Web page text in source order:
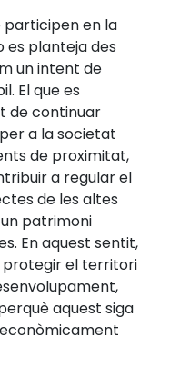
participen en la
es planteja des
un intent de
El que es
de continuar
a la societat
de proximitat,
a regular el
de les altes
patrimoni
En aquest sentit,
el territori
aquest siga